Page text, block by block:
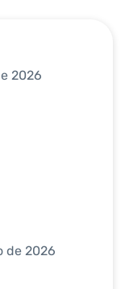
2026
de 2026